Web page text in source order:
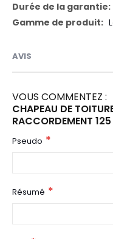
AVIS
VOUS COMMENTEZ :
CHAPEAU DE
RACCORDEMENT
Pseudo
Résumé